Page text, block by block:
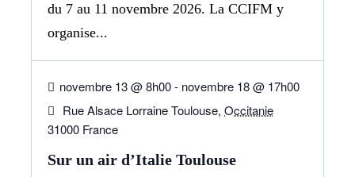
du 7 au 11 novembre 2026. La CCIFM y
organise...
novembre 13 @ 8h00- novembre 18 @ 17h00
Rue Alsace Lorraine Toulouse, Occitanie
31000 France
Sur un air d’Italie Toulouse